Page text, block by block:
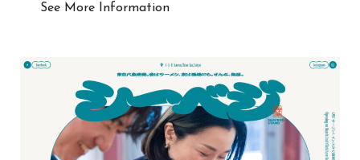
See More Information